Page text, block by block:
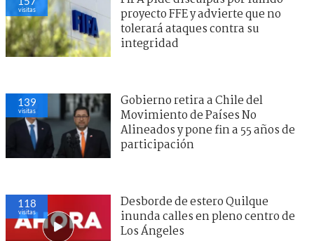
visitas
proyecto FFE y advierte que no
tolerará ataques contra su
integridad
139
visitas
Gobierno retira a Chile del
Movimiento de Países No
Alineados y pone fin a 55 años de
participación
118
visitas
Desborde de estero Quilque
inunda calles en pleno centro de
Los Ángeles